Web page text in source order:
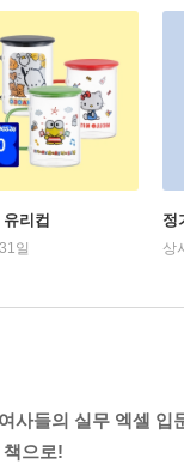
리컵
일
정
상
사들의 실무 엑셀 입
으로!